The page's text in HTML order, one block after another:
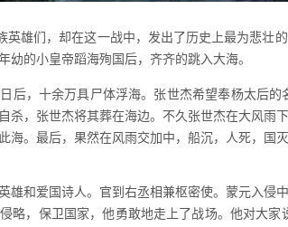
英雄们，却在这一战中，发出了历史上最为悲壮
幼的小皇帝蹈海殉国后，齐齐的跳入大海。
后，十余万具尸体浮海。张世杰希望奉杨太后
杀，张世杰将其葬在海边。不久张世杰在大风雨
海。最后，果然在风雨交加中，船沉，人死，国灭
雄和爱国诗人。官到右丞相兼枢密使。蒙元入侵
略，保卫国家，他勇敢地走上了战场。他对大家